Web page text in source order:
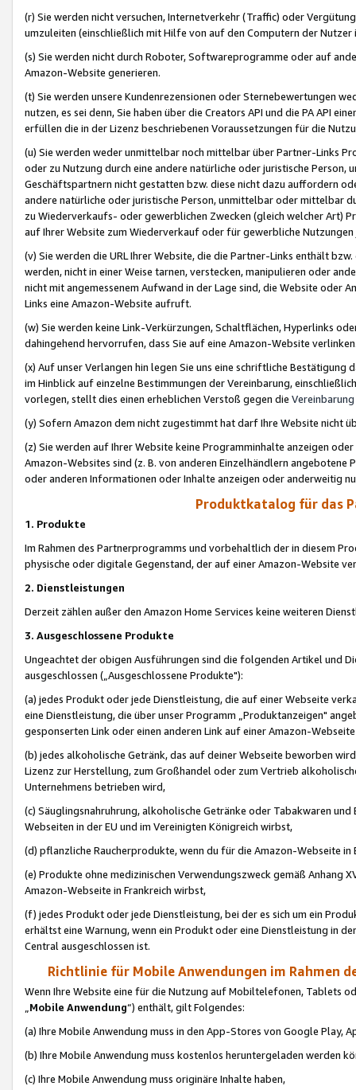
(r) Sie werden nicht versuchen, Internetverkehr (Traffic) oder
umzuleiten (einschließlich mit Hilfe von auf den Computern der
(s) Sie werden nicht durch Roboter, Softwareprogramme oder auf
Amazon-Website generieren.
(t) Sie werden unsere Kundenrezensionen oder Sternebewertungen
nutzen, es sei denn, Sie haben über die Creators API und die PA API
erfüllen die in der Lizenz beschriebenen Voraussetzungen für die
(u) Sie werden weder unmittelbar noch mittelbar über Partner-Links
oder zu Nutzung durch eine andere natürliche oder juristische
Geschäftspartnern nicht gestatten bzw. diese nicht dazu auffordern
andere natürliche oder juristische Person, unmittelbar oder mittelbar
zu Wiederverkaufs- oder gewerblichen Zwecken (gleich welcher Art)
auf Ihrer Website zum Wiederverkauf oder für gewerbliche
(v) Sie werden die URL Ihrer Website, die die Partner-Links enthält
werden, nicht in einer Weise tarnen, verstecken, manipulieren oder
nicht mit angemessenem Aufwand in der Lage sind, die Website oder
Links eine Amazon-Website aufruft.
(w) Sie werden keine Link-Verkürzungen, Schaltflächen, Hyperlinks
dahingehend hervorrufen, dass Sie auf eine Amazon-Website
(x) Auf unser Verlangen hin legen Sie uns eine schriftliche
im Hinblick auf einzelne Bestimmungen der Vereinbarung,
vorlegen, stellt dies einen erheblichen Verstoß gegen die Vereinbarung
(y) Sofern Amazon dem nicht zugestimmt hat darf Ihre Website nicht
(z) Sie werden auf Ihrer Website keine Programminhalte anzeigen
Amazon-Websites sind (z. B. von anderen Einzelhändlern
oder anderen Informationen oder Inhalte anzeigen oder anderweitig
Produktkatalog für das
1. Produkte
Im Rahmen des Partnerprogramms und vorbehaltlich der in diesem
physische oder digitale Gegenstand, der auf einer Amazon-Website
2. Dienstleistungen
Derzeit zählen außer den Amazon Home Services keine weiteren
3. Ausgeschlossene Produkte
Ungeachtet der obigen Ausführungen sind die folgenden Artikel und
ausgeschlossen („Ausgeschlossene Produkte"):
(a) jedes Produkt oder jede Dienstleistung, die auf einer Webseite
eine Dienstleistung, die über unser Programm „Produktanzeigen"
gesponserten Link oder einen anderen Link auf einer Amazon-
(b) jedes alkoholische Getränk, das auf deiner Webseite beworben
Lizenz zur Herstellung, zum Großhandel oder zum Vertrieb
Unternehmens betrieben wird,
(c) Säuglingsnahruhrung, alkoholische Getränke oder Tabakwaren
Webseiten in der EU und im Vereinigten Königreich wirbst,
(d) pflanzliche Raucherprodukte, wenn du für die Amazon-Webseite in
(e) Produkte ohne medizinischen Verwendungszweck gemäß Anhang
Amazon-Webseite in Frankreich wirbst,
(f) jedes Produkt oder jede Dienstleistung, bei der es sich um ein
erhältst eine Warnung, wenn ein Produkt oder eine Dienstleistung in
Central ausgeschlossen ist.
Richtlinie für Mobile Anwendungen im Rahmen
Wenn Ihre Website eine für die Nutzung auf Mobiltelefonen, Tablets
„Mobile Anwendung“) enthält, gilt Folgendes:
(a) Ihre Mobile Anwendung muss in den App-Stores von Google Play,
(b) Ihre Mobile Anwendung muss kostenlos heruntergeladen werden
(c) Ihre Mobile Anwendung muss originäre Inhalte haben,